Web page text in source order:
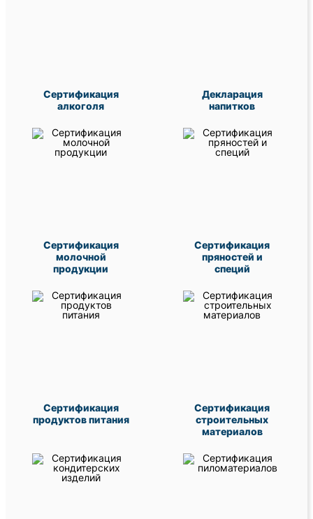
Сертификация
алкоголя
Декларация
напитков
Сертификация
молочной
продукции
Сертификация
пряностей и
специй
Сертификация
продуктов питания
Сертификация
строительных
материалов